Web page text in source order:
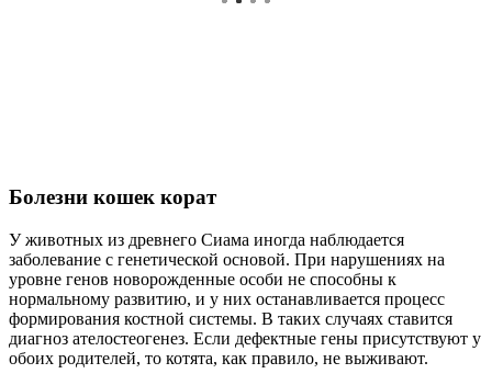
Болезни кошек корат
У животных из древнего Сиама иногда наблюдается
заболевание с генетической основой. При нарушениях на
уровне генов новорожденные особи не способны к
нормальному развитию, и у них останавливается процесс
формирования костной системы. В таких случаях ставится
диагноз ателостеогенез. Если дефектные гены присутствуют у
обоих родителей, то котята, как правило, не выживают.